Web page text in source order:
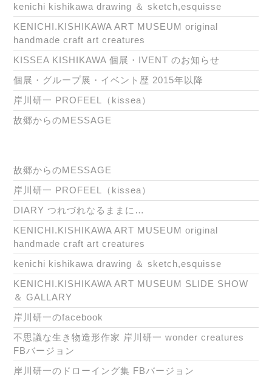
kenichi kishikawa drawing ＆ sketch,esquisse
KENICHI.KISHIKAWA ART MUSEUM original
handmade craft art creatures
KISSEA KISHIKAWA 個展・IVENT のお知らせ
個展・グループ展・イベント歴 2015年以降
岸川研一 PROFEEL（kissea）
故郷からのMESSAGE
故郷からのMESSAGE
岸川研一 PROFEEL（kissea）
DIARY つれづれなるままに…
KENICHI.KISHIKAWA ART MUSEUM original
handmade craft art creatures
kenichi kishikawa drawing ＆ sketch,esquisse
KENICHI.KISHIKAWA ART MUSEUM SLIDE SHOW
＆ GALLARY
岸川研一のfacebook
不思議な生き物造形作家 岸川研一 wonder creatures
FBバージョン
岸川研一のドローイング集 FBバージョン